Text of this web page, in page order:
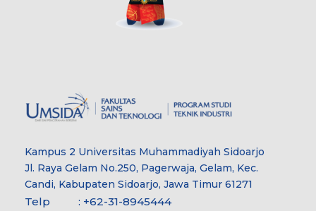
Kampus 2 Universitas Muhammadiyah Sidoarjo
Jl. Raya Gelam No.250, Pagerwaja, Gelam, Kec.
Candi, Kabupaten Sidoarjo, Jawa Timur 61271
Telp : +62-31-8945444